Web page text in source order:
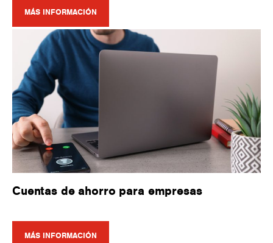
MÁS INFORMACIÓN
Cuentas de ahorro para empresas
MÁS INFORMACIÓN